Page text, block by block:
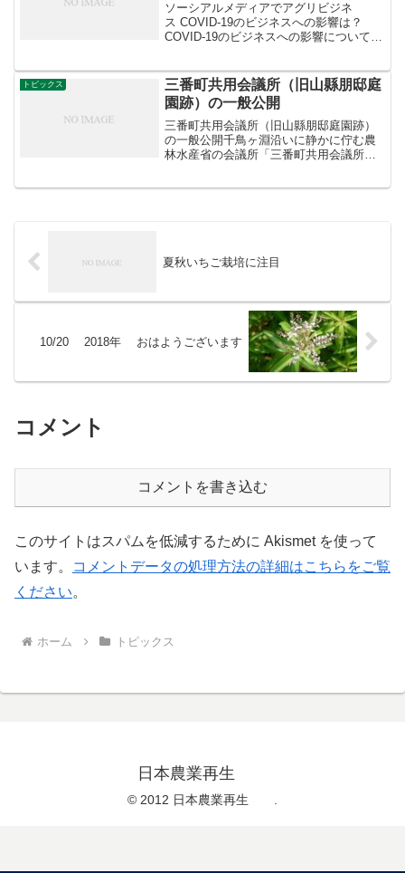
ソーシアルメディアでアグリビジネ
ス COVID-19のビジネスへの影響は？
COVID-19のビジネスへの影響についてト
covid19++++++++Birmingham Whole...
トピックス
三番町共用会議所（旧山縣朋邸庭
園跡）の一般公開
三番町共用会議所（旧山縣朋邸庭園跡）
の一般公開千鳥ヶ淵沿いに静かに佇む農
林水産省の会議所「三番町共用会議所」
夏秋いちご栽培に注目
10/20 2018年 おはようございます
コメント
コメントを書き込む
このサイトはスパムを低減するために Akismet を使って
います。
コメントデータの処理方法の詳細はこちらをご覧
ください。
ホーム トピックス
日本農業再生
© 2012 日本農業再生 .